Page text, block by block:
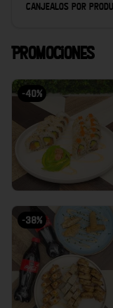
canjealos por
Promociones
-40%
-38%